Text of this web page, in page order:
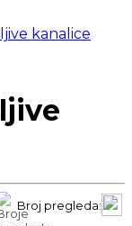
kanalice
Broj pregleda: